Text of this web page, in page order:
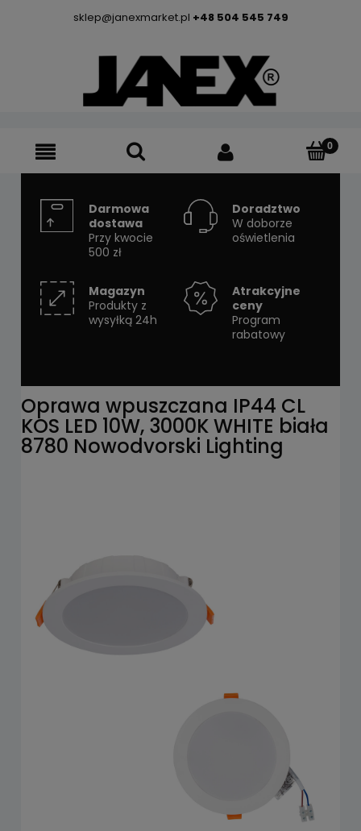
sklep@janexmarket.pl +48 504 545 749
Darmowa
dostawa
Przy kwocie
500 zł
Doradztwo
W doborze
oświetlenia
Magazyn
Produkty z
wysyłką 24h
Atrakcyjne
ceny
Program
rabatowy
Oprawa wpuszczana IP44 CL
KOS LED 10W, 3000K WHITE biała
8780 Nowodvorski Lighting